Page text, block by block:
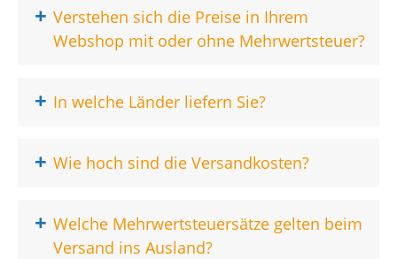
+ Verstehen sich die Preise in Ihrem
Webshop mit oder ohne Mehrwertsteuer?
+ In welche Länder liefern Sie?
+ Wie hoch sind die Versandkosten?
+ Welche Mehrwertsteuersätze gelten beim
Versand ins Ausland?